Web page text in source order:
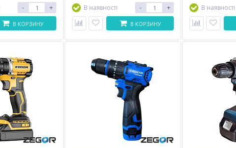
- +
В КОРЗИНУ
В наявності
- +
В КОРЗИНУ
В наявності